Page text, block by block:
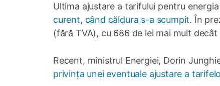
Ultima ajustare a tarifului pentru
curent, când căldura s-a scumpit. În
(fără TVA), cu 686 de lei mai mult
Recent, ministrul Energiei, Dorin
privința unei eventuale ajustare a